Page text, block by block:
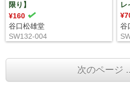
限り】
¥160
谷口松雄堂
SW132-004
レ
谷
次のページ